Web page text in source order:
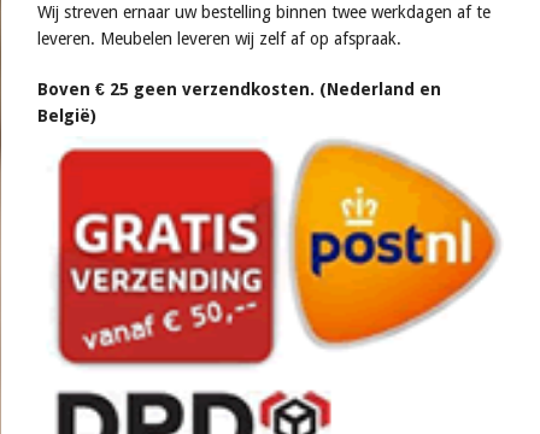
Wij streven ernaar uw bestelling binnen twee werkdagen af te
leveren. Meubelen leveren wij zelf af op afspraak.
Boven € 25 geen verzendkosten. (Nederland en
België)